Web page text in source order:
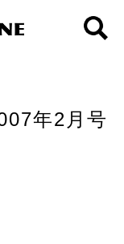
年2月号